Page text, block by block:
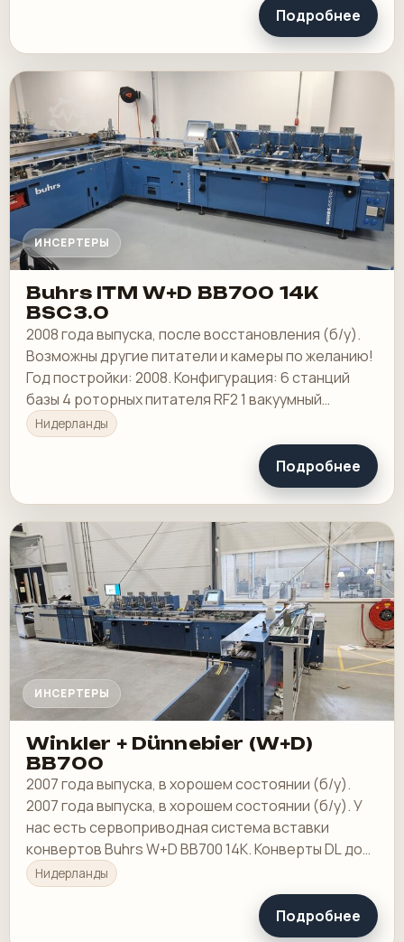
Подробнее
ИНСЕРТЕРЫ
Buhrs ITM W+D BB700 14K
BSC3.0
2008 года выпуска, после восстановления (б/у).
Возможны другие питатели и камеры по желанию!
Год постройки: 2008. Конфигурация: 6 станций
базы 4 роторных питателя RF2 1 вакуумный
фрикционный питатель HF2
Нидерланды
Подробнее
ИНСЕРТЕРЫ
Winkler + Dünnebier (W+D)
BB700
2007 года выпуска, в хорошем состоянии (б/у).
2007 года выпуска, в хорошем состоянии (б/у). У
нас есть сервоприводная система вставки
конвертов Buhrs W+D BB700 14K. Конверты DL до
C4. Данная машина 2007 года выпуска.
Нидерланды
Подробнее